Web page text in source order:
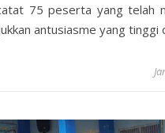
75 peserta yang telah
antusiasme yang tinggi